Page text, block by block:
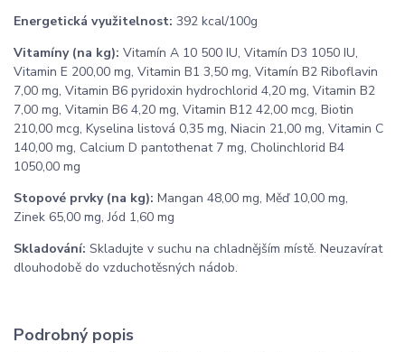
Energetická využitelnost: 392 kcal/100g
Vitamíny (na kg): Vitamín A 10 500 IU, Vitamín D3 1050 IU,
Vitamin E 200,00 mg, Vitamin B1 3,50 mg, Vitamín B2 Riboflavin
7,00 mg, Vitamin B6 pyridoxin hydrochlorid 4,20 mg, Vitamin B2
7,00 mg, Vitamin B6 4,20 mg, Vitamin B12 42,00 mcg, Biotin
210,00 mcg, Kyselina listová 0,35 mg, Niacin 21,00 mg, Vitamin C
140,00 mg, Calcium D pantothenat 7 mg, Cholinchlorid B4
1050,00 mg
Stopové prvky (na kg): Mangan 48,00 mg, Měď 10,00 mg,
Zinek 65,00 mg, Jód 1,60 mg
Skladování: Skladujte v suchu na chladnějším místě. Neuzavírat
dlouhodobě do vzduchotěsných nádob.
Podrobný popis